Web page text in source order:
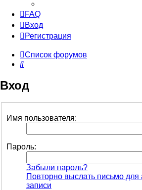
FAQ
Вход
Регистрация
Список форумов
Поиск
Вход
Имя пользователя:
Пароль:
Забыли пароль?
Повторно выслать письмо для
записи